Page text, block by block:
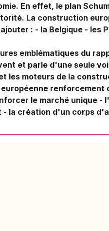
En effet, le plan
La construction
: - la Belgique - les
emblématiques du
et parle d'une seule
les moteurs de la
renforcement
le marché unique -
la création d'un corps